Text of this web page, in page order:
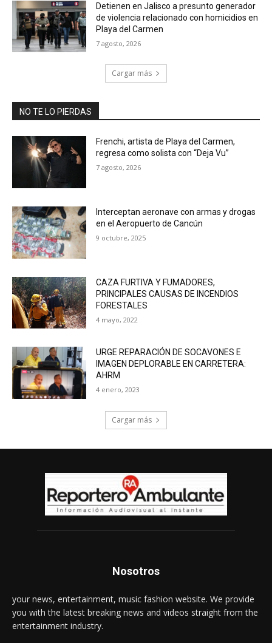
Detienen en Jalisco a presunto generador
de violencia relacionado con homicidios en
Playa del Carmen
7 agosto, 2026
Cargar más
NO TE LO PIERDAS
Frenchi, artista de Playa del Carmen,
regresa como solista con “Deja Vu”
7 agosto, 2026
Interceptan aeronave con armas y drogas
en el Aeropuerto de Cancún
9 octubre, 2025
CAZA FURTIVA Y FUMADORES,
PRINCIPALES CAUSAS DE INCENDIOS
FORESTALES
4 mayo, 2022
URGE REPARACIÓN DE SOCAVONES E
IMAGEN DEPLORABLE EN CARRETERA:
AHRM
4 enero, 2023
Cargar más
Nosotros
your news, entertainment, music fashion website. We provide
you with the latest breaking news and videos straight from the
entertainment industry.